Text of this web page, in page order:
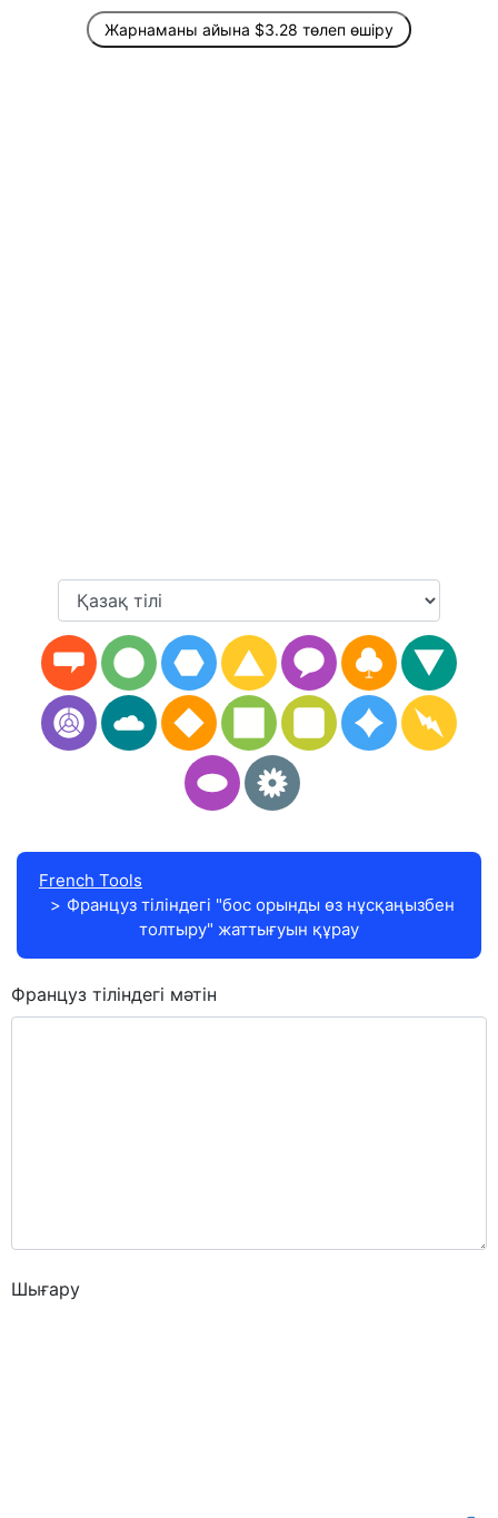
Жарнаманы айына $3.28 төлеп өшіру
French Tools
Француз тіліндегі "бос орынды өз нұсқаңызбен
толтыру" жаттығуын құрау
Француз тіліндегі мәтін
Шығару